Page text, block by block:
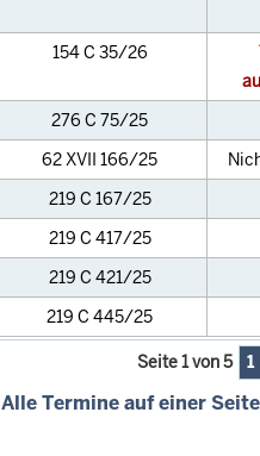
154 C 35/26
276 C 75/25
62 XVII 166/25
219 C 167/25
219 C 417/25
219 C 421/25
219 C 445/25
Seite 1 von 5 1
Alle Termine auf einer